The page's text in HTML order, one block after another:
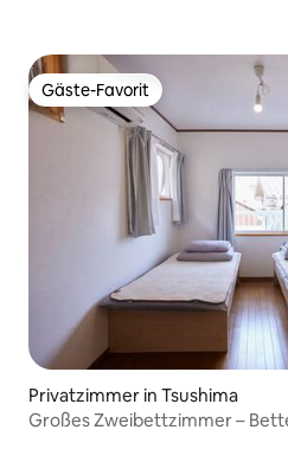
Gäste-Favorit
Gäste-Favorit
Privatzimmer in Tsushima
Großes Zweibettzimmer –